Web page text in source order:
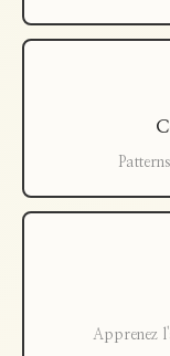
Apprenez